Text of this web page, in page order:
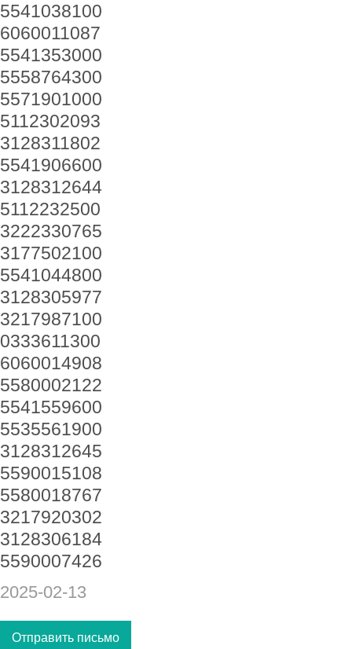
5541038100
6060011087
5541353000
5558764300
5571901000
5112302093
3128311802
5541906600
3128312644
5112232500
3222330765
3177502100
5541044800
3128305977
3217987100
0333611300
6060014908
5580002122
5541559600
5535561900
3128312645
5590015108
5580018767
3217920302
3128306184
5590007426
2025-02-13
Отправить письмо